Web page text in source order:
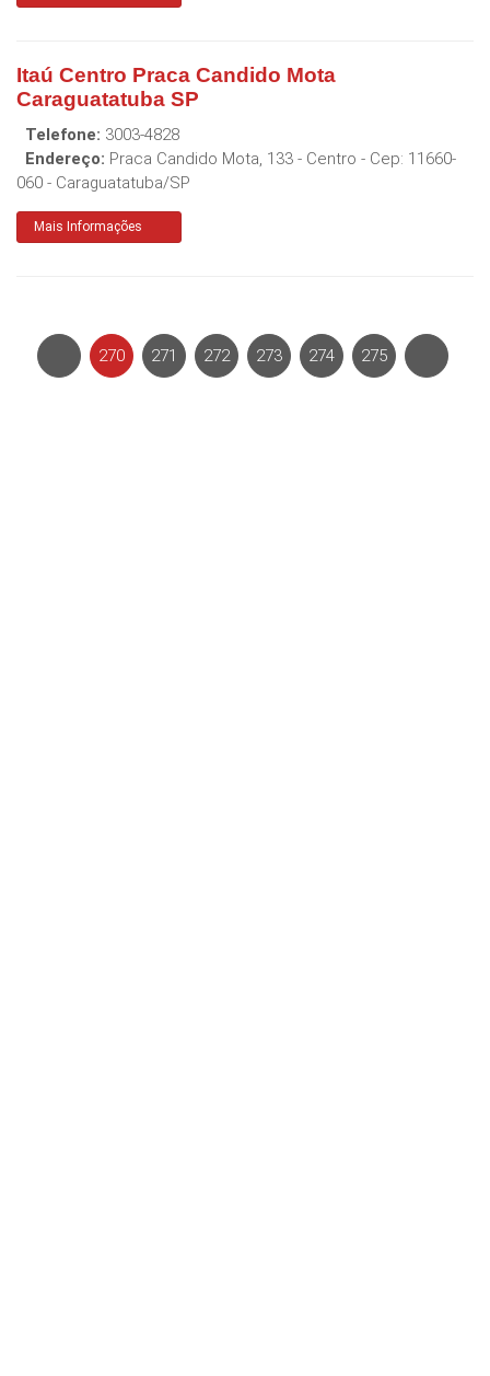
Itaú Centro Praca Candido Mota
Caraguatatuba SP
Telefone: 3003-4828
Endereço: Praca Candido Mota, 133 - Centro - Cep: 11660-
060 - Caraguatatuba/SP
Mais Informações
270 271 272 273 274 275